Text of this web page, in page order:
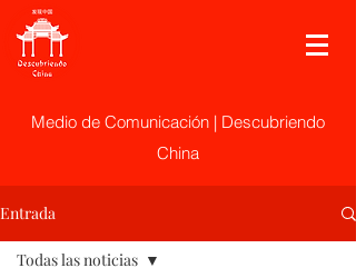
Medio de Comunicación | Descubriendo
China
Entrada
Todas las noticias